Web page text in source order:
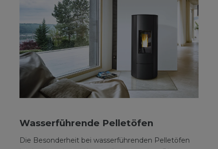
Wasserführende Pelletöfen
Die Besonderheit bei wasserführenden Pelletöfen